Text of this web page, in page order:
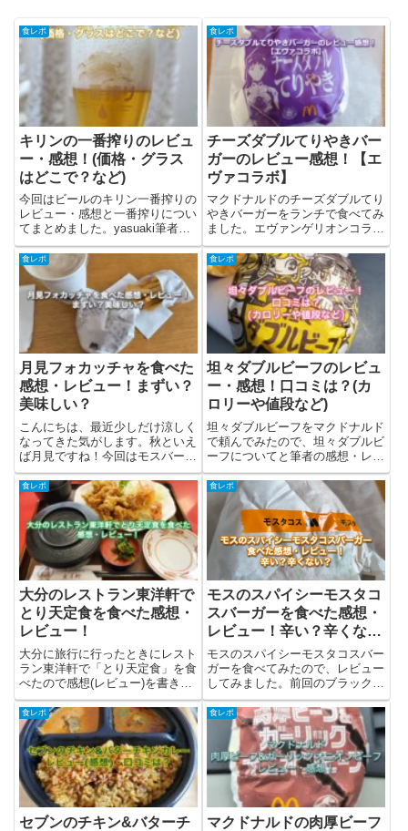
食レポ
キリンの一番搾りのレビュ
ー・感想！(価格・グラス
はどこで？など)
今回はビールのキリン一番搾りの
レビュー・感想と一番搾りについ
てまとめました。yasuaki筆者が
自宅に常備しているビールのひと
つ。他のビールにない特徴のある
苦味が良いですよね。一番搾りっ
て？一番搾りはキリンビール株式
会社が販売するビール。1...
食レポ
チーズダブルてりやきバー
ガーのレビュー感想！【エ
ヴァコラボ】
マクドナルドのチーズダブルてり
やきバーガーをランチで食べてみ
ました。エヴァンゲリオンコラボ
で出ていた今回のバーガー。チー
ズダブルてりやきバーガーについ
てと筆者の感想・レビューを書き
ました。チーズダブルてりやきバ
ーガーとは？チーズダブルてり
や...
食レポ
月見フォカッチャを食べた
感想・レビュー！まずい？
美味しい？
こんにちは、最近少しだけ涼しく
なってきた気がします。秋といえ
ば月見ですね！今回はモスバーガ
ーの月見フォカッチャを食べてみ
たので、商品の紹介とレビュー
(感想)を書いています。月見フォ
カッチャとは？月見フォカッチャ
はモスが販売する期間限定の商
品...
食レポ
坦々ダブルビーフのレビュ
ー・感想！口コミは？(カ
ロリーや値段など)
坦々ダブルビーフをマクドナルド
で頼んでみたので、坦々ダブルビ
ーフについてと筆者の感想・レビ
ューを書きました。坦々ダブルビ
ーフって？担々ダブルビーフはマ
クドナルドで2023年2月1日から
期間限定で発売されたハンバーガ
ーです。アジアンバーガーズ...
食レポ
大分のレストラン東洋軒で
とり天定食を食べた感想・
レビュー！
大分に旅行に行ったときにレスト
ラン東洋軒で「とり天定食」を食
べたので感想(レビュー)を書きま
した。大分に行くときには、大体
寄らせてもらってとり天をいただ
いています。レストラン東洋軒と
は？東洋軒は元祖とり天というこ
とで、とり天を楽しめる中華料...
食レポ
モスのスパイシーモスタコ
スバーガーを食べた感想・
レビュー！辛い？辛くな
い？
モスのスパイシーモスタコスバー
ガーを食べてみたので、レビュー
してみました。前回のブラックア
ンガスバーガーに引き続いて、モ
スに行く機会があったので、辛そ
うでしたが挑戦してみました。結
論、しっかりと辛さがあり、辛い
のが好きな方にはいいんじゃな
い...
食レポ
セブンのチキン&バターチ
食レポ
マクドナルドの肉厚ビーフ